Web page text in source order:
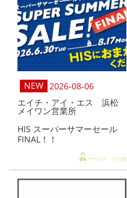
2026-08-06
エイチ・アイ・エス 浜松
メイワン営業所
HIS スーパーサマーセール
FINAL！！
サービス・その他